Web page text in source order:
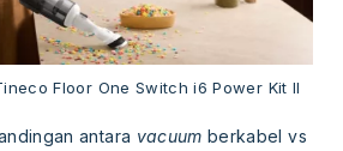
Floor One Switch i6 Power Kit II
antara vacuum berkabel vs